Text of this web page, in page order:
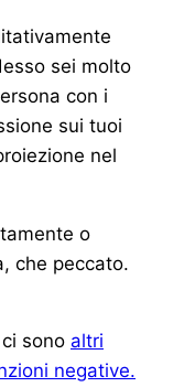
sei molto
con i
sui tuoi
nel
o
che peccato.
sono altri
negative.